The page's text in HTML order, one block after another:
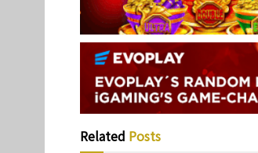
Related Posts